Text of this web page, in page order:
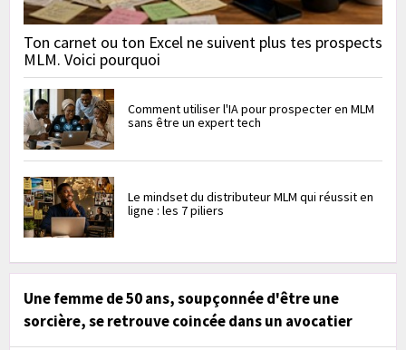
Ton carnet ou ton Excel ne suivent plus tes prospects
MLM. Voici pourquoi
Comment utiliser l'IA pour prospecter en MLM
sans être un expert tech
Le mindset du distributeur MLM qui réussit en
ligne : les 7 piliers
Une femme de 50 ans, soupçonnée d'être une
sorcière, se retrouve coincée dans un avocatier